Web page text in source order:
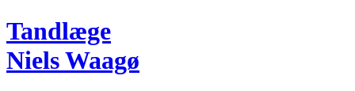
Tandlæge
Niels Waagø